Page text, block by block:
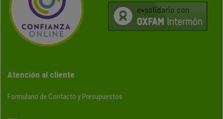
Atención al cliente
Formulario de Contacto y Presupuestos